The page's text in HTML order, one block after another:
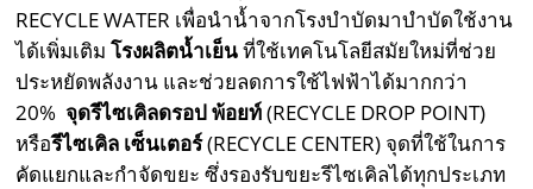
RECYCLE WATER เพื่อนำน้ำจากโรงบำบัดมาบำบัดใช้งาน
ได้เพิ่มเติมโรงผลิตน้ำเย็นที่ใช้เทคโนโลยีสมัยใหม่ที่ช่วย
ประหยัดพลังงาน และช่วยลดการใช้ไฟฟ้าได้มากกว่า
20%จุดรีไซเคิลดรอป พ้อยท์(RECYCLE DROP POINT)
หรือรีไซเคิล เซ็นเตอร์(RECYCLE CENTER) จุดที่ใช้ในการ
คัดแยกและกำจัดขยะ ซึ่งรองรับขยะรีไซเคิลได้ทุกประเภท